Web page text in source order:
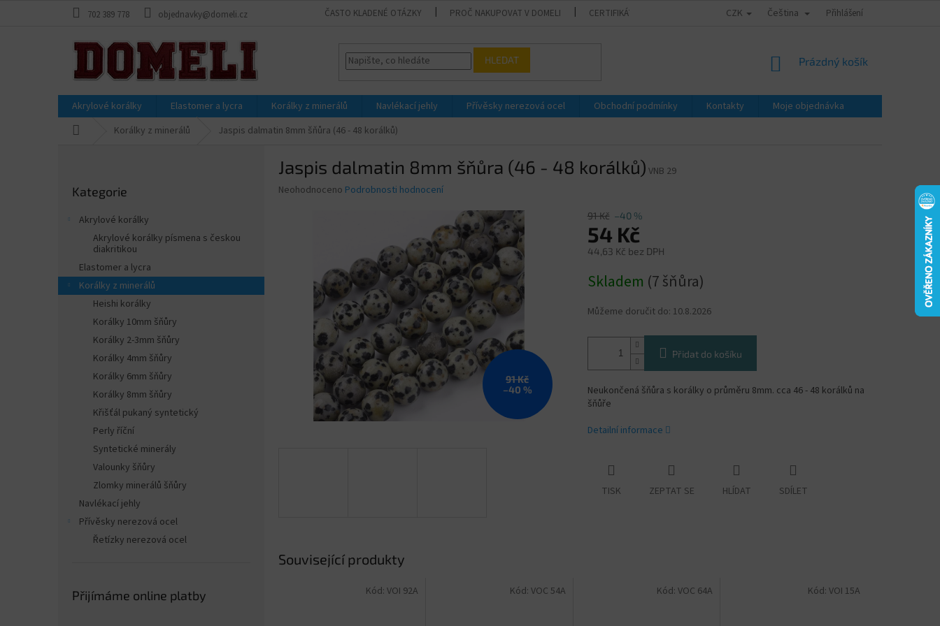
702 389 778 objednavky@domeli.cz ČASTO KLADENÉ OTÁZKY PROČ NAKUPOVAT V DOMELI CERTIFIKÁTY - ZNALECKÉ POSUDKY OBCHODNÍ PODMÍNKY
CZK Čeština Přihlášení
HLEDAT
NÁKUPNÍ
Prázdný košík
Akrylové korálky Elastomer a lycra Korálky z minerálů Navlékací jehly Přívěsky nerezová ocel Obchodní podmínky Kontakty
Moje objednávka
Korálky z minerálů Jaspis dalmatin 8mm šňůra (46 - 48 korálků)
í
p
kategorie
Kategorie
Akrylové korálky
Akrylové korálky písmena s českou
diakritikou
Elastomer a lycra
Korálky z minerálů
Heishi korálky
Korálky 10mm šňůry
Korálky 2-3mm šňůry
Korálky 4mm šňůry
Korálky 6mm šňůry
Korálky 8mm šňůry
Křišťál pukaný syntetický
Perly říční
Syntetické minerály
Valounky šňůry
Zlomky minerálů šňůry
Navlékací jehly
Přívěsky nerezová ocel
Řetízky nerezová ocel
Přijímáme online platby
Jaspis dalmatin 8mm šňůra (46 - 48 korálků) VNB 29
Průměrné
hvězdiček.
Neohodnoceno Podrobnosti hodnocení
91 Kč
–40 %
91 Kč –40 %
54 Kč
44,63 Kč bez DPH
cena:
Skladem (7 šňůra)
Můžeme doručit do: 10.8.2026
Přidat do košíku
Neukončená šňůra s korálky o průměru 8mm. cca 46 - 48 korálků na
šňůře
Detailní informace
TISK ZEPTAT SE HLÍDAT SDÍLET
Související produkty
Kód: VOI 92A Kód: VOC 54A Kód:VOC 64A Kód: VOI 15A